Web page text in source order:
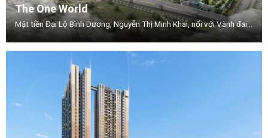
The One World
Mặt tiền Đại Lộ Bình Dương, Nguyễn Thị Minh Khai, nối với Vành đai 3, Phường .Thuận Giao, TP.Thuận An, Tỉnh Bình Dương.